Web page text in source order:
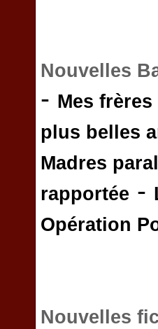
Nouvelles
- Mes frères
plus belles
Madres
rapportée -
Opération
Nouvelles